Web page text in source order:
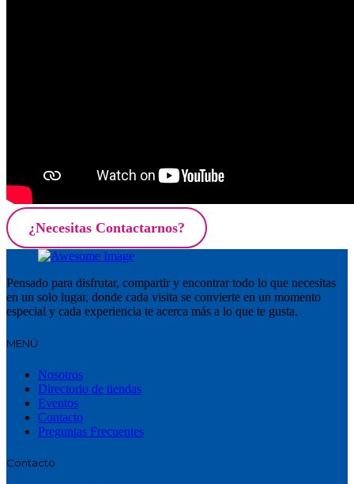
¿Necesitas Contactarnos?
Pensado para disfrutar, compartir y encontrar todo lo que necesitas
en un solo lugar, donde cada visita se convierte en un momento
especial y cada experiencia te acerca más a lo que te gusta.
MENÚ
Nosotros
Directorio de tiendas
Eventos
Contacto
Preguntas Frecuentes
Contacto